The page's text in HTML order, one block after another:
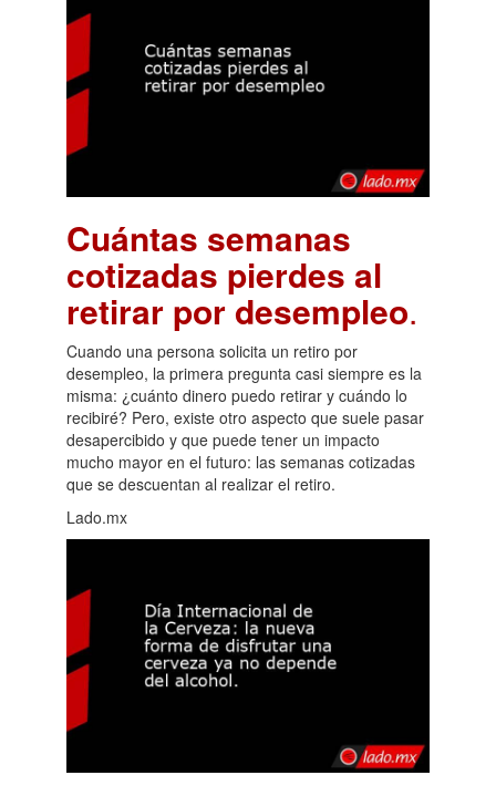
Cuántas semanas
cotizadas pierdes al
retirar por desempleo.
Cuando una persona solicita un retiro por
desempleo, la primera pregunta casi siempre es la
misma: ¿cuánto dinero puedo retirar y cuándo lo
recibiré? Pero, existe otro aspecto que suele pasar
desapercibido y que puede tener un impacto
mucho mayor en el futuro: las semanas cotizadas
que se descuentan al realizar el retiro.
Lado.mx